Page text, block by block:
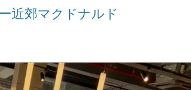
近郊マクドナルド